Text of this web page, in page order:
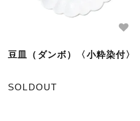
豆皿（ダンボ）〈小粋染付〉
SOLDOUT